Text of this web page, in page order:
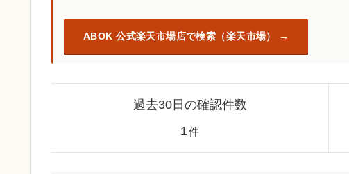
ABOK 公式楽天市場店で検索（楽天市場）
過去30日の確認件数
1件